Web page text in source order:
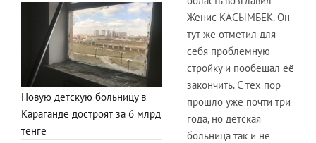
Новую детскую больницу в
Караганде достроят за 6 млрд
тенге
Женис КАСЫМБЕК. Он
тут же отметил для
себя проблемную
стройку и пообещал её
закончить. С тех пор
прошло уже почти три
года, но детская
больница так и не